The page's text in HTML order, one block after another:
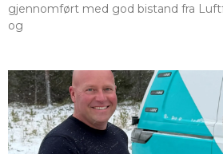
gjennomført med god bistand fra
og